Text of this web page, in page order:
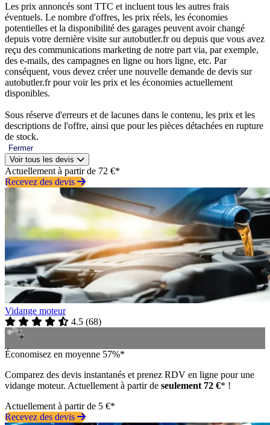
Les prix annoncés sont TTC et incluent tous les autres frais
éventuels. Le nombre d'offres, les prix réels, les économies
potentielles et la disponibilité des garages peuvent avoir changé
depuis votre dernière visite sur autobutler.fr ou depuis que vous avez
reçu des communications marketing de notre part via, par exemple,
des e-mails, des campagnes en ligne ou hors ligne, etc. Par
conséquent, vous devez créer une nouvelle demande de devis sur
autobutler.fr pour voir les prix et les économies actuellement
disponibles.
Sous réserve d'erreurs et de lacunes dans le contenu, les prix et les
descriptions de l'offre, ainsi que pour les pièces détachées en rupture
de stock.
Fermer
Voir tous les devis
Actuellement à partir de 72 €*
Recevez des devis
Vidange moteur
4.5 (68)
Économisez en moyenne 57%*
Comparez des devis instantanés et prenez RDV en ligne pour une
vidange moteur. Actuellement à partir de seulement 72 €* !
Actuellement à partir de 5 €*
Recevez des devis